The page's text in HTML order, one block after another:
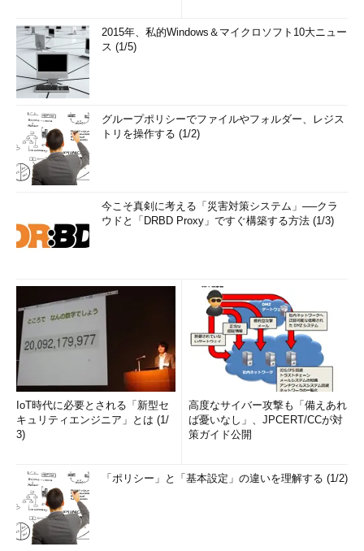
2015年、私的Windows＆マイクロソフト10大ニュー
ス (1/5)
グループポリシーでファイルやフォルダー、レジス
トリを操作する (1/2)
今こそ真剣に考える「災害対策システム」──クラ
ウドと「DRBD Proxy」ですぐ構築する方法 (1/3)
IoT時代に必要とされる「新型セ
キュリティエンジニア」とは (1/
3)
高度なサイバー攻撃も「備えあれ
ば憂いなし」、JPCERT/CCが対
策ガイド公開
「ポリシー」と「基本設定」の違いを理解する (1/2)